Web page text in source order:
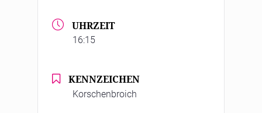
UHRZEIT
16:15
KENNZEICHEN
Korschenbroich